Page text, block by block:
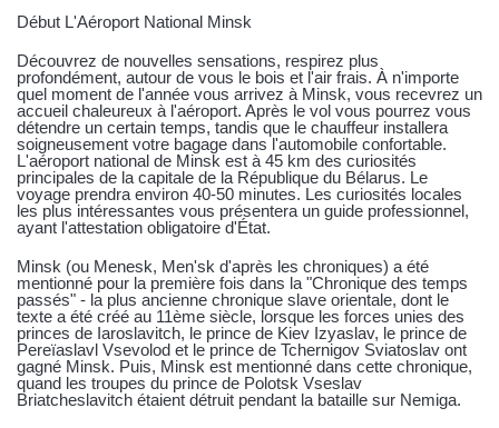
Début L'Aéroport National Minsk
Découvrez de nouvelles sensations, respirez plus
profondément, autour de vous le bois et l'air frais. À n'importe
quel moment de l'année vous arrivez à Minsk, vous recevrez un
accueil chaleureux à l'aéroport. Après le vol vous pourrez vous
détendre un certain temps, tandis que le chauffeur installera
soigneusement votre bagage dans l'automobile confortable.
L'aéroport national de Minsk est à 45 km des curiosités
principales de la capitale de la République du Bélarus. Le
voyage prendra environ 40-50 minutes. Les curiosités locales
les plus intéressantes vous présentera un guide professionnel,
ayant l'attestation obligatoire d'État.
Minsk (ou Menesk, Men'sk d'après les chroniques) a été
mentionné pour la première fois dans la "Chronique des temps
passés" - la plus ancienne chronique slave orientale, dont le
texte a été créé au 11ème siècle, lorsque les forces unies des
princes de Iaroslavitch, le prince de Kiev Izyaslav, le prince de
Pereïaslavl Vsevolod et le prince de Tchernigov Sviatoslav ont
gagné Minsk. Puis, Minsk est mentionné dans cette chronique,
quand les troupes du prince de Polotsk Vseslav
Briatcheslavitch étaient détruit pendant la bataille sur Nemiga.